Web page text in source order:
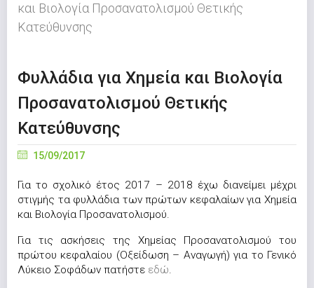
και Βιολογία Προσανατολισμού Θετικής
Κατεύθυνσης
Φυλλάδια για Χημεία και Βιολογία
Προσανατολισμού Θετικής
Κατεύθυνσης
15/09/2017
Για το σχολικό έτος 2017 – 2018 έχω διανείμει μέχρι
στιγμής τα φυλλάδια των πρώτων κεφαλαίων για Χημεία
και Βιολογία Προσανατολισμού.
Για τις ασκήσεις της Χημείας Προσανατολισμού του
πρώτου κεφαλαίου (Οξείδωση – Αναγωγή) για το Γενικό
Λύκειο Σοφάδων πατήστε εδώ.